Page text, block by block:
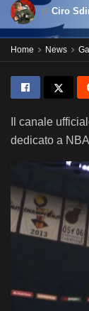
di Ciro
Home News
Il canale
dedicato a